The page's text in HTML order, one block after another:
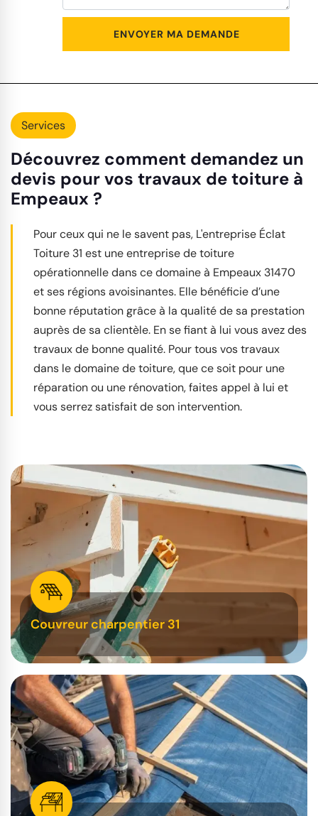
Services
Découvrez comment demandez un
devis pour vos travaux de toiture à
Empeaux ?
Pour ceux qui ne le savent pas, L'entreprise Éclat
Toiture 31 est une entreprise de toiture
opérationnelle dans ce domaine à Empeaux 31470
et ses régions avoisinantes. Elle bénéficie d’une
bonne réputation grâce à la qualité de sa prestation
auprès de sa clientèle. En se fiant à lui vous avez des
travaux de bonne qualité. Pour tous vos travaux
dans le domaine de toiture, que ce soit pour une
réparation ou une rénovation, faites appel à lui et
vous serrez satisfait de son intervention.
Couvreur charpentier 31